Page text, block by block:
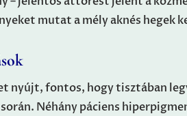
mutat a mély aknés hegek
nyújt, fontos, hogy tisztában
Néhány páciens